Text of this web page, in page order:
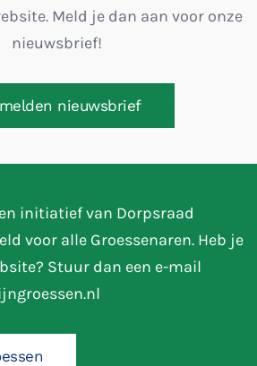
Meld je dan aan voor onze
nieuwsbrief!
nieuwsbrief
initiatief van Dorpsraad
voor alle Groessenaren. Heb je
Stuur dan een e-mail